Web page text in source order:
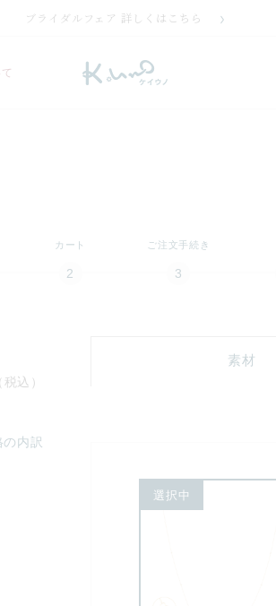
ブライダルフェア 詳しくはこちら
カート ご注文手続き
税込）
の内訳
素材
選択中